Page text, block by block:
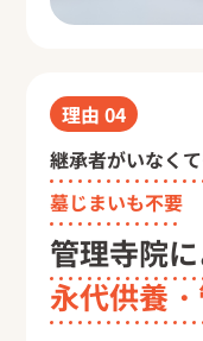
理由 04
継承者がいなく
墓じまいも不要
管理寺院
永代供養